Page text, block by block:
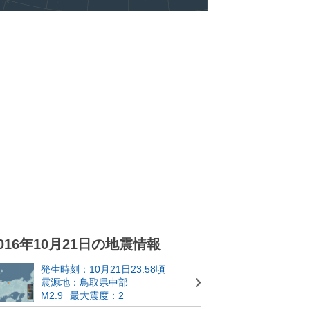
年10月21日の地震情報
発生時刻：10月21日23:58頃
震源地：鳥取県中部
M2.9
最大震度：2